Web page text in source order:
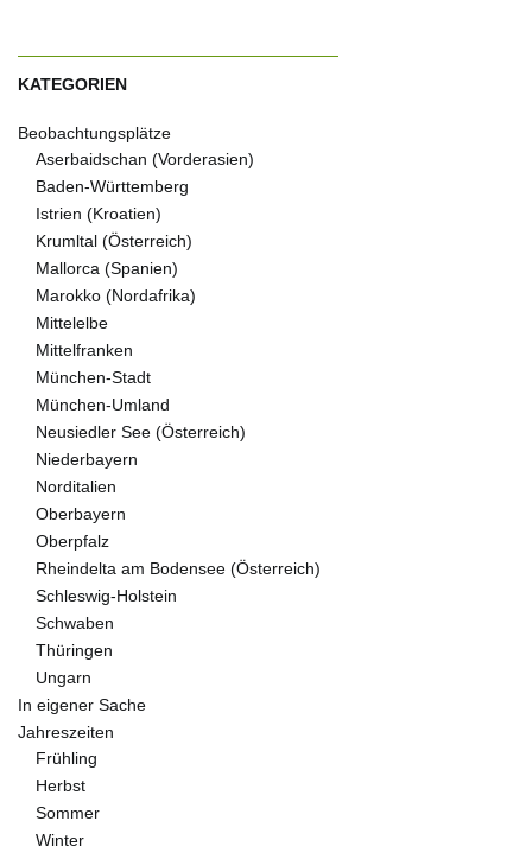
KATEGORIEN
Beobachtungsplätze
Aserbaidschan (Vorderasien)
Baden-Württemberg
Istrien (Kroatien)
Krumltal (Österreich)
Mallorca (Spanien)
Marokko (Nordafrika)
Mittelelbe
Mittelfranken
München-Stadt
München-Umland
Neusiedler See (Österreich)
Niederbayern
Norditalien
Oberbayern
Oberpfalz
Rheindelta am Bodensee (Österreich)
Schleswig-Holstein
Schwaben
Thüringen
Ungarn
In eigener Sache
Jahreszeiten
Frühling
Herbst
Sommer
Winter